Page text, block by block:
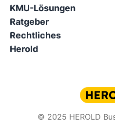
KMU-Lösungen
Ratgeber
Rechtliches
Herold
© 2025 HEROLD